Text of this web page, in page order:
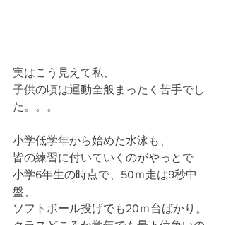
実はこう見えて私、
子供の頃は運動全般まったく苦手でし
た。。。
小学低学年から始めた水泳も、
皆の練習に付いていくのがやっとで
小学6年生の時点で、50ｍ走は9秒中
盤、
ソフトボール投げでも20ｍ台ばかり。